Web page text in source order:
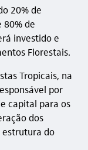
20% de
de
investido e
Florestais.
Tropicais, na
por
capital para os
dos
estrutura do